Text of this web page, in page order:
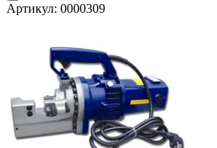
Артикул: 0000309